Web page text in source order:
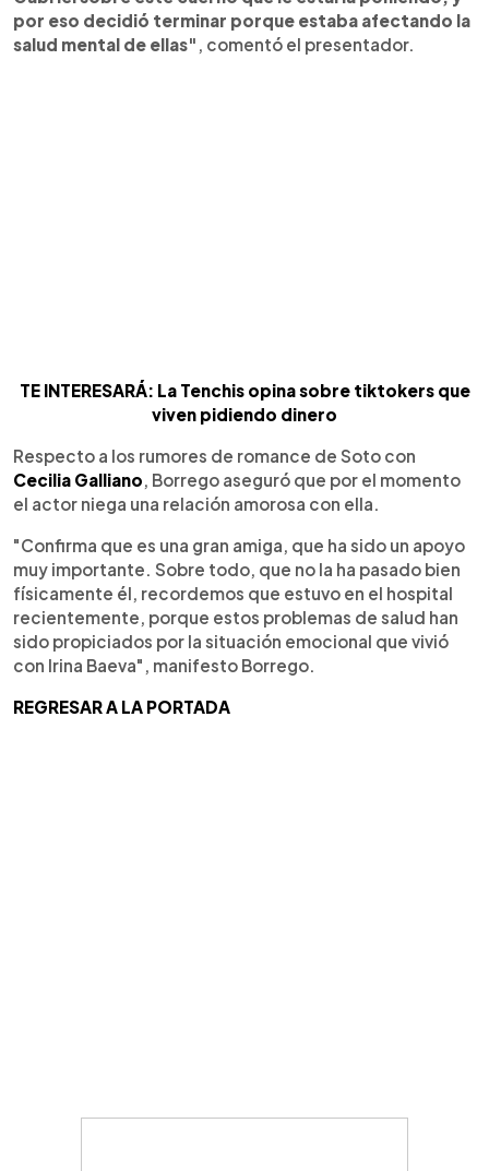
por eso decidió terminar porque estaba afectando la
salud mental de ellas" , comentó el presentador.
TE INTERESARÁ: La Tenchis opina sobre tiktokers que
viven pidiendo dinero
Respecto a los rumores de romance de Soto con
Cecilia Galliano , Borrego aseguró que por el momento
el actor niega una relación amorosa con ella.
"Confirma que es una gran amiga, que ha sido un apoyo
muy importante. Sobre todo, que no la ha pasado bien
físicamente él, recordemos que estuvo en el hospital
recientemente, porque estos problemas de salud han
sido propiciados por la situación emocional que vivió
con Irina Baeva", manifesto Borrego.
REGRESAR A LA PORTADA